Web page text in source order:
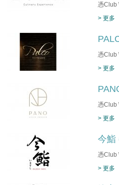
憑Club
> 更多
憑Club
> 更多
憑Club
> 更多
今鮨
憑Club
> 更多